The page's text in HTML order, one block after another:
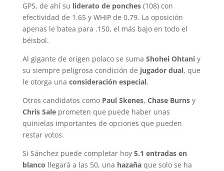
GPS, de ahí su liderato de ponches(108) con
efectividad de 1.65 y WHIP de 0.79. La oposición
apenas le batea para .150, el más bajo en todo el
béisbol.
Al gigante de origen polaco se suma Shohei Ohtaniy
su siempre peligrosa condición de jugador dual, que
le otorga una consideración especial.
Otros candidatos como Paul Skenes, Chase Burnsy
Chris Saleprometen que puede haber unas
quinielas importantes de opciones que pueden
restar votos.
Si Sánchez puede completar hoy 5.1 entradas en
blanco llegará a las 50, una hazañaque solo se ha